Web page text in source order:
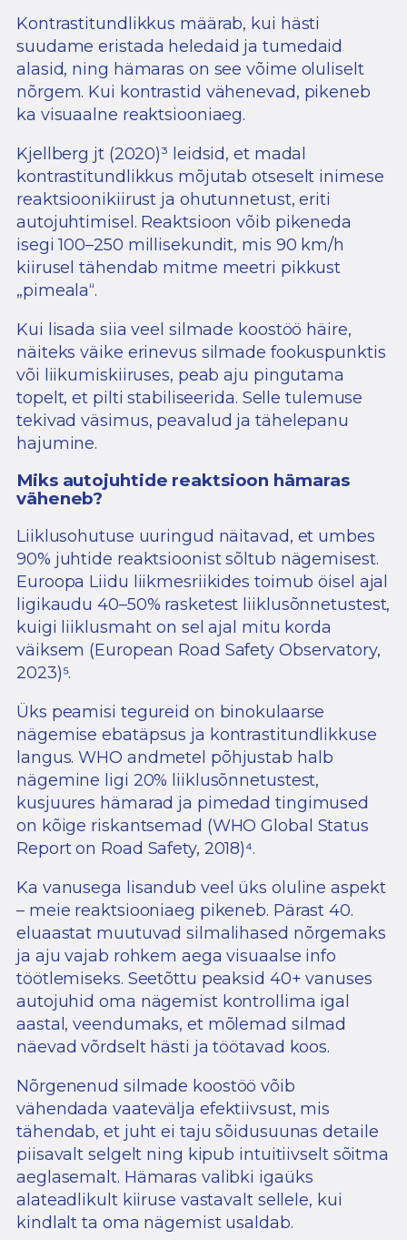
Kontrastitundlikkus määrab, kui hästi
suudame eristada heledaid ja tumedaid
alasid, ning hämaras on see võime oluliselt
nõrgem. Kui kontrastid vähenevad, pikeneb
ka visuaalne reaktsiooniaeg.
Kjellberg jt (2020)³ leidsid, et madal
kontrastitundlikkus mõjutab otseselt inimese
reaktsioonikiirust ja ohutunnetust, eriti
autojuhtimisel. Reaktsioon võib pikeneda
isegi 100–250 millisekundit, mis 90 km/h
kiirusel tähendab mitme meetri pikkust
„pimeala“.
Kui lisada siia veel silmade koostöö häire,
näiteks väike erinevus silmade fookuspunktis
või liikumiskiiruses, peab aju pingutama
topelt, et pilti stabiliseerida. Selle tulemuse
tekivad väsimus, peavalud ja tähelepanu
hajumine.
Miks autojuhtide reaktsioon hämaras
väheneb?
Liiklusohutuse uuringud näitavad, et umbes
90% juhtide reaktsioonist sõltub nägemisest.
Euroopa Liidu liikmesriikides toimub öisel ajal
ligikaudu 40–50% rasketest liiklusõnnetustest,
kuigi liiklusmaht on sel ajal mitu korda
väiksem (European Road Safety Observatory,
2023)⁵.
Üks peamisi tegureid on binokulaarse
nägemise ebatäpsus ja kontrastitundlikkuse
langus. WHO andmetel põhjustab halb
nägemine ligi 20% liiklusõnnetustest,
kusjuures hämarad ja pimedad tingimused
on kõige riskantsemad (WHO Global Status
Report on Road Safety, 2018)⁴.
Ka vanusega lisandub veel üks oluline aspekt
– meie reaktsiooniaeg pikeneb. Pärast 40.
eluaastat muutuvad silmalihased nõrgemaks
ja aju vajab rohkem aega visuaalse info
töötlemiseks. Seetõttu peaksid 40+ vanuses
autojuhid oma nägemist kontrollima igal
aastal, veendumaks, et mõlemad silmad
näevad võrdselt hästi ja töötavad koos.
Nõrgenenud silmade koostöö võib
vähendada vaatevälja efektiivsust, mis
tähendab, et juht ei taju sõidusuunas detaile
piisavalt selgelt ning kipub intuitiivselt sõitma
aeglasemalt. Hämaras valibki igaüks
alateadlikult kiiruse vastavalt sellele, kui
kindlalt ta oma nägemist usaldab.